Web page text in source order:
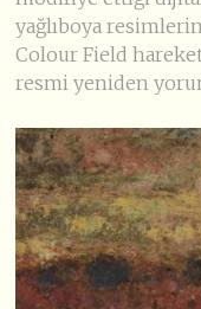
yağlıboya
Colour Field
resmi yeniden